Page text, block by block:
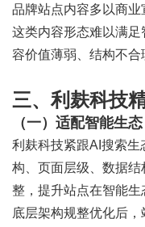
品牌站点内容多以商
这类内容形态难以满
容价值薄弱、结构不
三、利麸科技
（一）适配智能生
利麸科技紧跟AI搜索生
构、页面层级、数据
整，提升站点在智能
底层架构规整优化后